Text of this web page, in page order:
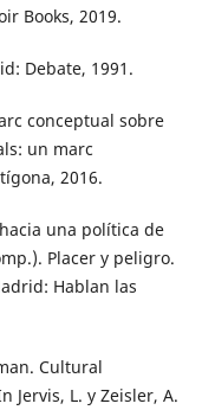
Books, 2019.
Debate, 1991.
conceptual sobre
un marc
2016.
una política de
Placer y peligro.
Hablan las
Cultural
Jervis, L. y Zeisler, A.